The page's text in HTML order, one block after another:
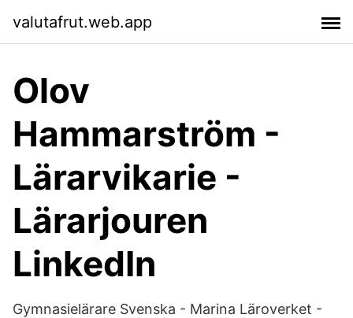
valutafrut.web.app
Olov
Hammarström -
Lärarvikarie -
Lärarjouren
LinkedIn
Gymnasielärare Svenska - Marina Läroverket -